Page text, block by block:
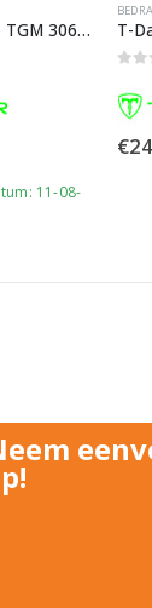
T-Dagger Camaro TGM 306 RGB Gaming Muis
11-08-
€